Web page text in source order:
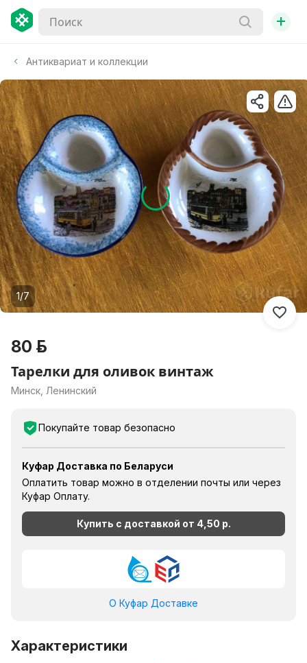
+
Антиквариат и коллекции
1/7
80 р.
Тарелки для оливок винтаж
Минск, Ленинский
Покупайте товар безопасно
Куфар Доставка по Беларуси
Оплатить товар можно в отделении почты или через
Куфар Оплату.
Купить с доставкой от 4,50 р.
О Куфар Доставке
Характеристики